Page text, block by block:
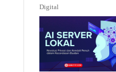
Digital